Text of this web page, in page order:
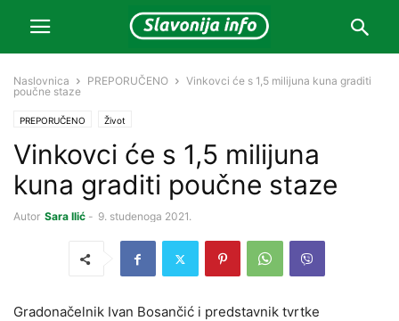
Naslovnica PREPORUČENO
Vinkovci će s 1,5 milijuna kuna graditi
poučne staze
PREPORUČENO Život
Vinkovci će s 1,5 milijuna
kuna graditi poučne staze
Autor Sara Ilić - 9. studenoga 2021.
Gradonačelnik Ivan Bosančić i predstavnik tvrtke